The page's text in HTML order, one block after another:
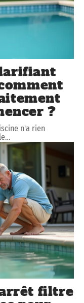
?
n'a rien
…
filtre